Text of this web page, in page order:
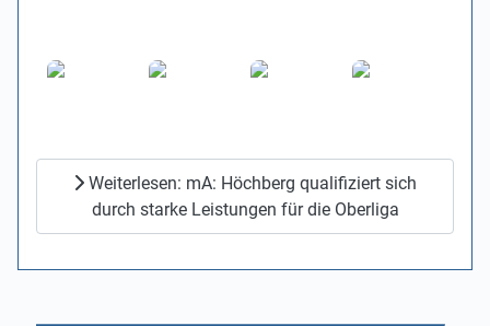
Weiterlesen: mA: Höchberg qualifiziert sich
durch starke Leistungen für die Oberliga